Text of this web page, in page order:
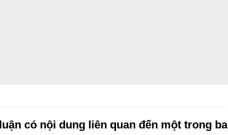
có nội dung liên quan đến một trong ba